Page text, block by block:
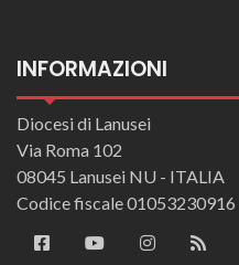
INFORMAZIONI
Diocesi di Lanusei
Via Roma 102
08045 Lanusei NU - ITALIA
Codice fiscale 01053230916